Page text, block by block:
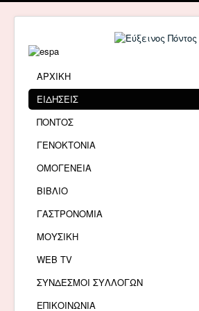
ΑΡΧΙΚΗ
ΕΙΔΗΣΕΙΣ
ΠΟΝΤΟΣ
ΓΕΝΟΚΤΟΝΙΑ
ΟΜΟΓΕΝΕΙΑ
ΒΙΒΛΙΟ
ΓΑΣΤΡΟΝΟΜΙΑ
ΜΟΥΣΙΚΗ
WEB TV
ΣΥΝΔΕΣΜΟΙ ΣΥΛΛΟΓΩΝ
ΕΠΙΚΟΙΝΩΝΙΑ